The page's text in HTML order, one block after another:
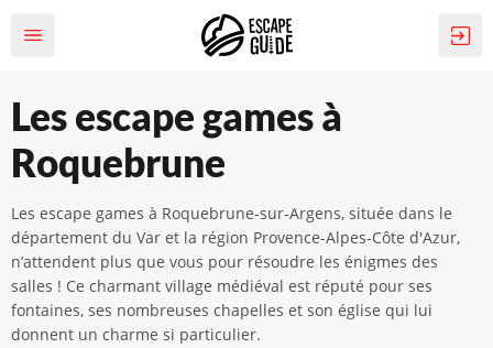
Les escape games à
Roquebrune
Les escape games à Roquebrune-sur-Argens, située dans le
département du Var et la région Provence-Alpes-Côte d'Azur,
n’attendent plus que vous pour résoudre les énigmes des
salles ! Ce charmant village médiéval est réputé pour ses
fontaines, ses nombreuses chapelles et son église qui lui
donnent un charme si particulier.